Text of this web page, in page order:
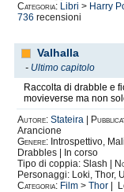
Vincitrice del concorso
da Claheaven e
Categoria: Libri > Harry
736 recensioni
Valhalla
- Ultimo capitolo
Raccolta di drabble e
movieverse ma non
Autore: Stateira
Arancione
Genere: Introspettivo,
Drabbles | In corso
Tipo di coppia: Slash |
Personaggi: Loki, Thor,
Categoria: Film > Thor |